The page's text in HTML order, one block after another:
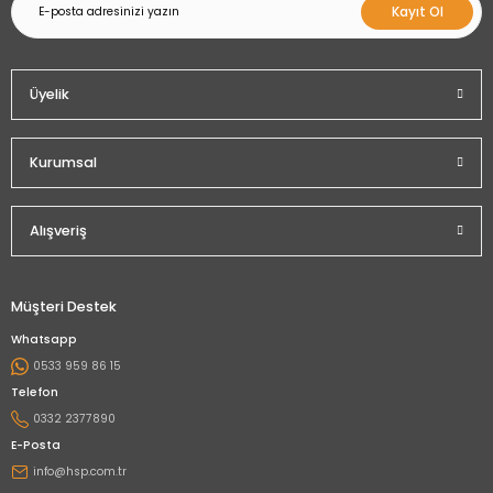
Kayıt Ol
Üyelik
Kurumsal
Alışveriş
Müşteri Destek
Whatsapp
0533 959 86 15
Telefon
0332 2377890
E-Posta
info@hsp.com.tr